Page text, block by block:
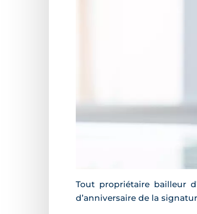
Tout propriétaire bailleur
d’anniversaire de la